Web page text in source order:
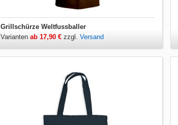
Grillschürze Weltfussballer
Varianten ab 17,90 € zzgl. Versand